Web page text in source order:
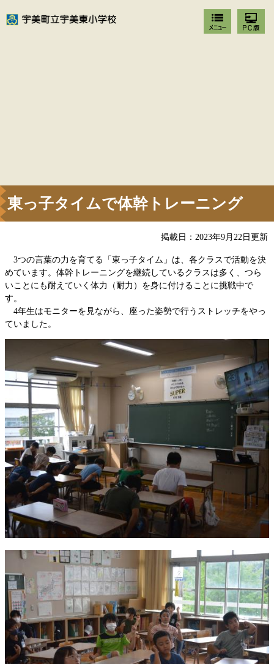
東っ子タイムで体幹トレーニング
掲載日：2023年9月22日更新
3つの言葉の力を育てる「東っ子タイム」は、各クラスで活動を決
めています。体幹トレーニングを継続しているクラスは多く、つら
いことにも耐えていく体力（耐力）を身に付けることに挑戦中で
す。
4年生はモニターを見ながら、座った姿勢で行うストレッチをやっ
ていました。